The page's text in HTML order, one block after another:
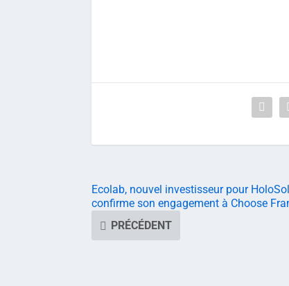
Ecolab, nouvel investisseur pour
confirme son engagement à Choose
PRÉCÉDENT